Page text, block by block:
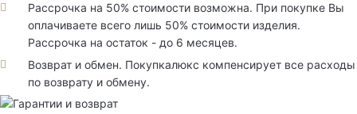
Рассрочка на 50% стоимости возможна. При покупке Вы
оплачиваете всего лишь 50% стоимости изделия.
Рассрочка на остаток - до 6 месяцев.
Возврат и обмен. Покупкалюкс компенсирует все расходы
по возврату и обмену.